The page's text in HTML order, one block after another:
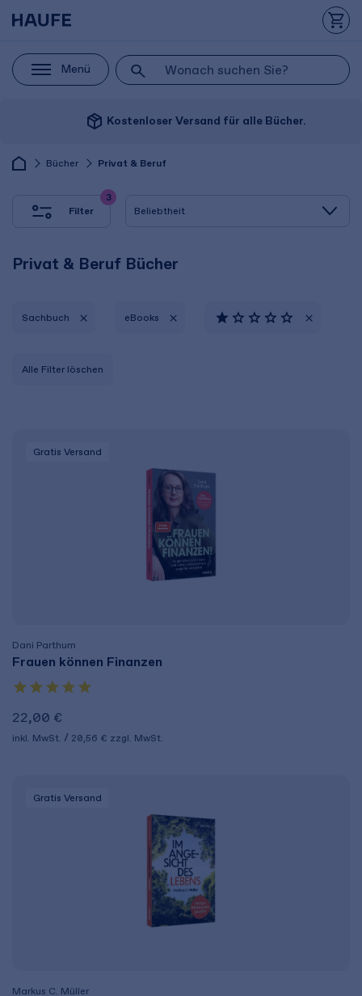
Menü
package_2 Kostenloser Versand für alle Bücher.
Bücher Privat & Beruf
Filter
3
Privat & Beruf Bücher
Sachbuch eBooks
Alle Filter löschen
Gratis Versand
Dani Parthum
Frauen können Finanzen
22,00 €
inkl. MwSt. 20,56 € zzgl. MwSt.
Gratis Versand
Markus C. Müller